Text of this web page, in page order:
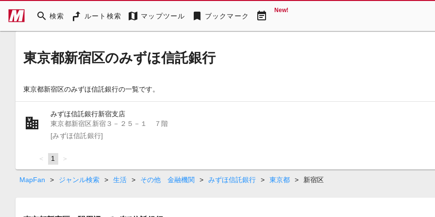
search 検索 ルート検索 map マップツール bookmark ブックマーク event_note New!
東京都新宿区のみずほ信託銀行
東京都新宿区のみずほ信託銀行の一覧です。
みずほ信託銀行新宿支店
東京都新宿区新宿３－２５－１ ７階
[みずほ信託銀行]
page
You're
on
page
1 page
MapFan > ジャンル検索 > 生活 > その他 金融機関 > みずほ信託銀行 > 東京都 > 新宿区